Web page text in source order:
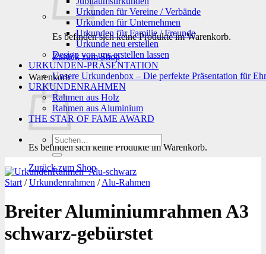
Es befinden sich keine Produkte im Warenkorb.
Zurück zum Shop
Warenkorb
Es befinden sich keine Produkte im Warenkorb.
Zurück zum Shop
Urkunden für Vereine / Verbände
Urkunden für Unternehmen
Urkunden für Familie / Freunde
Urkunde neu erstellen
Design von uns erstellen lassen
URKUNDEN-PRÄSENTATION
Unsere Urkundenbox – Die perfekte Präsentation für
URKUNDENRAHMEN
Rahmen aus Holz
Rahmen aus Aluminium
THE STAR OF FAME AWARD
Suchen
nach:
Start / Urkundenrahmen / Alu-Rahmen
Breiter Aluminiumrahmen A3
schwarz-gebürstet